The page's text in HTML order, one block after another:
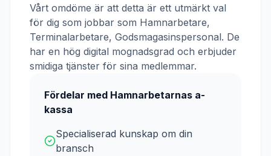
Vårt omdöme är att detta är ett utmärkt val
för dig som jobbar som Hamnarbetare,
Terminalarbetare, Godsmagasinspersonal. De
har en hög digital mognadsgrad och erbjuder
smidiga tjänster för sina medlemmar.
Fördelar med Hamnarbetarnas a-
kassa
Specialiserad kunskap om din
bransch